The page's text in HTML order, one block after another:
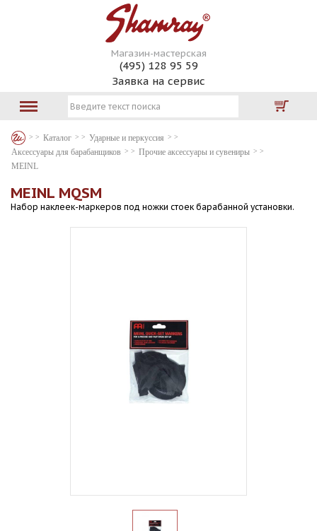
Магазин-мастерская
(495) 128 95 59
Заявка на сервис
Каталог
Ударные и перкуссия
Аксессуары для барабанщиков
Прочие аксессуары и сувениры
MEINL
MEINL MQSM
Набор наклеек-маркеров под ножки стоек барабанной установки.